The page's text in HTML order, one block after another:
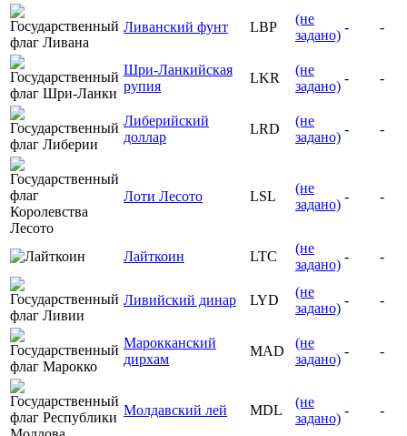
Ливанский фунт LBP
(не
задано)
- -
Шри-Ланкийская
рупия
LKR
(не
задано)
- -
Либерийский
доллар
LRD
(не
задано)
- -
Лоти Лесото LSL
(не
задано)
- -
Лайткоин LTC
(не
задано)
- -
Ливийский динар LYD
(не
задано)
- -
Марокканский
дирхам
MAD
(не
задано)
- -
Молдавский лей MDL
(не
задано)
- -